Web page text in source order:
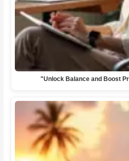
"Unlock Balance and Boost